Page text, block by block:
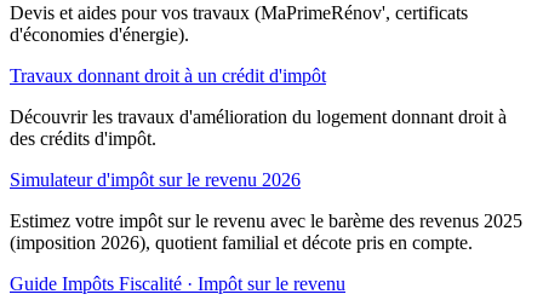
Devis et aides pour vos travaux (MaPrimeRénov', certificats
d'économies d'énergie).
Travaux donnant droit à un crédit d'impôt
Découvrir les travaux d'amélioration du logement donnant droit à
des crédits d'impôt.
Simulateur d'impôt sur le revenu 2026
Estimez votre impôt sur le revenu avec le barème des revenus 2025
(imposition 2026), quotient familial et décote pris en compte.
Guide Impôts Fiscalité · Impôt sur le revenu